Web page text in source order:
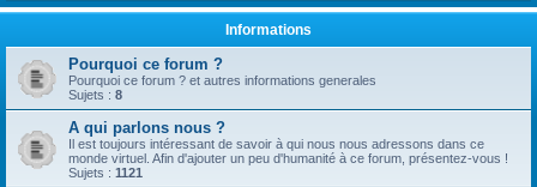
Informations
Pourquoi ce forum ?
Pourquoi ce forum ? et autres informations generales
Sujets : 8
A qui parlons nous ?
Il est toujours intéressant de savoir à qui nous nous adressons dans ce
monde virtuel. Afin d'ajouter un peu d'humanité à ce forum, présentez-vous !
Sujets : 1121